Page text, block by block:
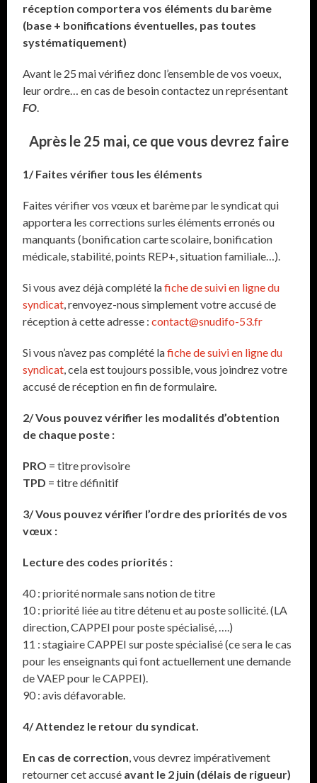
réception comportera vos éléments du barème
(base + bonifications éventuelles, pas toutes
systématiquement)
Avant le 25 mai vérifiez donc l’ensemble de vos voeux,
leur ordre… en cas de besoin contactez un représentant
FO
Après le 25 mai, ce que vous devrez faire
1/ Faites vérifier tous les éléments
Faites vérifier vos vœux et barème par le syndicat qui
apportera les corrections surles éléments erronés ou
manquants (bonification carte scolaire, bonification
médicale, stabilité, points REP+, situation familiale…).
Si vous avez déjà complété lafiche de suivi en ligne du
syndicat , renvoyez-nous simplement votre accusé de
réception à cette adresse :contact@snudifo-53.fr
Si vous n’avez pas complété lafiche de suivi en ligne du
syndicat , cela est toujours possible, vous joindrez votre
accusé de réception en fin de formulaire.
2/ Vous pouvez vérifier les modalités d’obtention
de chaque poste :
PRO = titre provisoire
TPD = titre définitif
3/ Vous pouvez vérifier l’ordre des priorités de vos
vœux :
Lecture des codes priorités :
40 : priorité normale sans notion de titre
10 : priorité liée au titre détenu et au poste sollicité. (LA
direction, CAPPEI pour poste spécialisé, ….)
11 : stagiaire CAPPEI sur poste spécialisé (ce sera le cas
pour les enseignants qui font actuellement une demande
de VAEP pour le CAPPEI).
90 : avis défavorable.
4/ Attendez le retour du syndicat.
En cas de correction , vous devrez impérativement
retourner cet accusé avant le 2 juin (délais de rigueur)